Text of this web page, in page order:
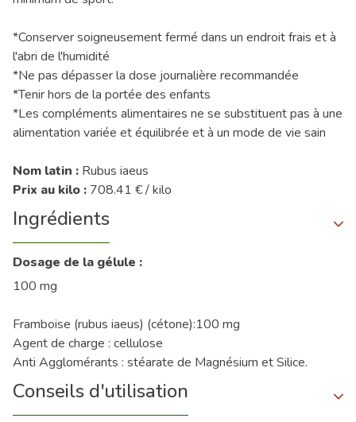
*Conserver soigneusement fermé dans un endroit frais et à
l'abri de l'humidité
*Ne pas dépasser la dose journalière recommandée
*Tenir hors de la portée des enfants
*Les compléments alimentaires ne se substituent pas à une
alimentation variée et équilibrée et à un mode de vie sain
Nom latin : Rubus iaeus
Prix au kilo : 708.41 € / kilo
Ingrédients
Dosage de la gélule :
100 mg
Framboise (rubus iaeus) (cétone):100 mg
Agent de charge : cellulose
Anti Agglomérants : stéarate de Magnésium et Silice.
Conseils d'utilisation